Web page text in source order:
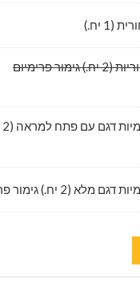
(1 יח.)
פרימיום
(2 יח.) גימור פרימיום